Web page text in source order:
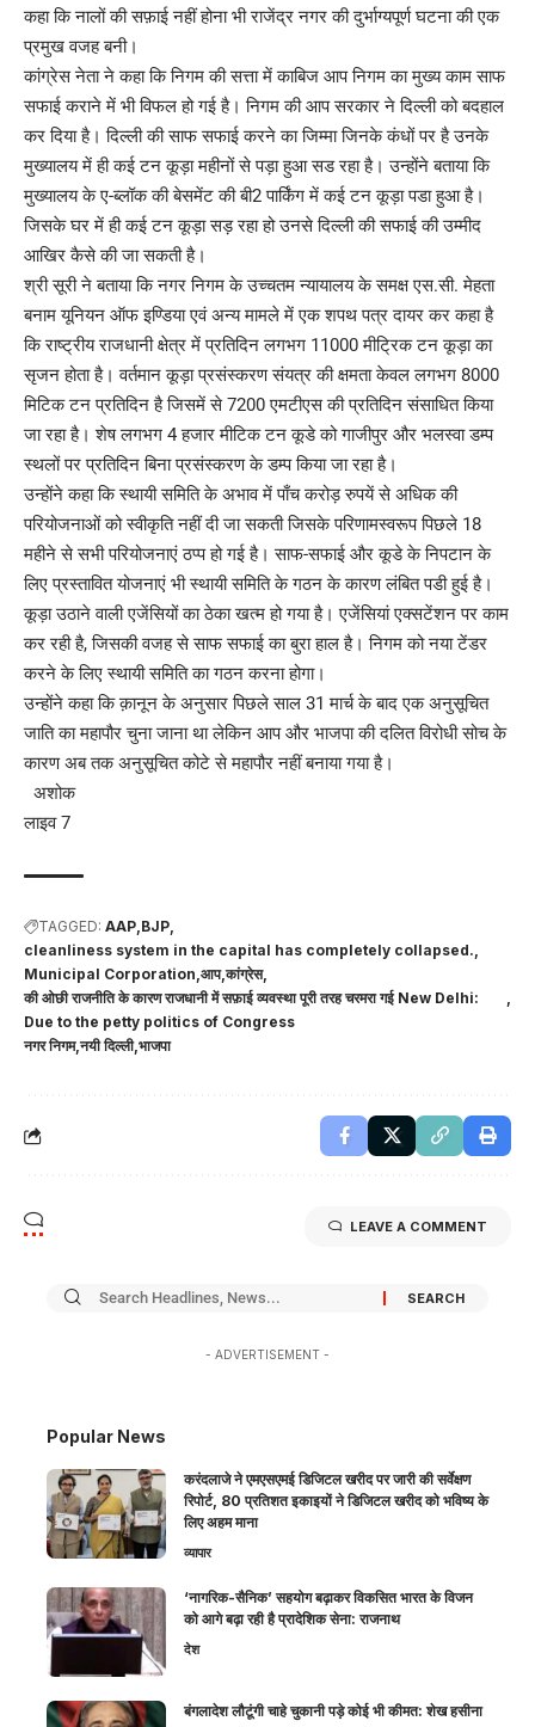
कहा कि नालों की सफ़ाई नहीं होना भी राजेंद्र नगर की दुर्भाग्यपूर्ण घटना की एक
प्रमुख वजह बनी।
कांग्रेस नेता ने कहा कि निगम की सत्ता में काबिज आप निगम का मुख्य काम साफ
सफाई कराने में भी विफल हो गई है। निगम की आप सरकार ने दिल्ली को बदहाल
कर दिया है। दिल्ली की साफ सफाई करने का जिम्मा जिनके कंधों पर है उनके
मुख्यालय में ही कई टन कूड़ा महीनों से पड़ा हुआ सड रहा है। उन्होंने बताया कि
मुख्यालय के ए-ब्लॉक की बेसमेंट की बी2 पार्किंग में कई टन कूड़ा पडा हुआ है।
जिसके घर में ही कई टन कूड़ा सड़ रहा हो उनसे दिल्ली की सफाई की उम्मीद
आखिर कैसे की जा सकती है।
श्री सूरी ने बताया कि नगर निगम के उच्चतम न्यायालय के समक्ष एस.सी. मेहता
बनाम यूनियन ऑफ इण्डिया एवं अन्य मामले में एक शपथ पत्र दायर कर कहा है
कि राष्ट्रीय राजधानी क्षेत्र में प्रतिदिन लगभग 11000 मीट्रिक टन कूड़ा का
सृजन होता है। वर्तमान कूड़ा प्रसंस्करण संयत्र की क्षमता केवल लगभग 8000
मिटिक टन प्रतिदिन है जिसमें से 7200 एमटीएस की प्रतिदिन संसाधित किया
जा रहा है। शेष लगभग 4 हजार मीटिक टन कूडे को गाजीपुर और भलस्वा डम्प
स्थलों पर प्रतिदिन बिना प्रसंस्करण के डम्प किया जा रहा है।
उन्होंने कहा कि स्थायी समिति के अभाव में पाँच करोड़ रुपयें से अधिक की
परियोजनाओं को स्वीकृति नहीं दी जा सकती जिसके परिणामस्वरूप पिछले 18
महीने से सभी परियोजनाएं ठप्प हो गई है। साफ-सफाई और कूडे के निपटान के
लिए प्रस्तावित योजनाएं भी स्थायी समिति के गठन के कारण लंबित पडी हुई है।
कूड़ा उठाने वाली एजेंसियों का ठेका खत्म हो गया है। एजेंसियां एक्सटेंशन पर काम
कर रही है, जिसकी वजह से साफ सफाई का बुरा हाल है। निगम को नया टेंडर
करने के लिए स्थायी समिति का गठन करना होगा।
उन्होंने कहा कि क़ानून के अनुसार पिछले साल 31 मार्च के बाद एक अनुसूचित
जाति का महापौर चुना जाना था लेकिन आप और भाजपा की दलित विरोधी सोच के
कारण अब तक अनुसूचित कोटे से महापौर नहीं बनाया गया है।
अशोक
लाइव 7
TAGGED: AAP BJP
cleanliness system in the capital has completely collapsed.
Municipal Corporation आप कांग्रेस
की ओछी राजनीति के कारण राजधानी में सफ़ाई व्यवस्था पूरी तरह चरमरा गई New Delhi:
Due to the petty politics of Congress
नगर निगम नयी दिल्ली भाजपा
LEAVE A COMMENT
- ADVERTISEMENT -
Popular News
करंदलाजे ने एमएसएमई डिजिटल खरीद पर जारी की सर्वेक्षण
रिपोर्ट, 80 प्रतिशत इकाइयों ने डिजिटल खरीद को भविष्य के
लिए अहम माना
व्यापार
‘नागरिक-सैनिक’ सहयोग बढ़ाकर विकसित भारत के विजन
को आगे बढ़ा रही है प्रादेशिक सेना: राजनाथ
देश
बंगलादेश लौटूंगी चाहे चुकानी पड़े कोई भी कीमत: शेख हसीना